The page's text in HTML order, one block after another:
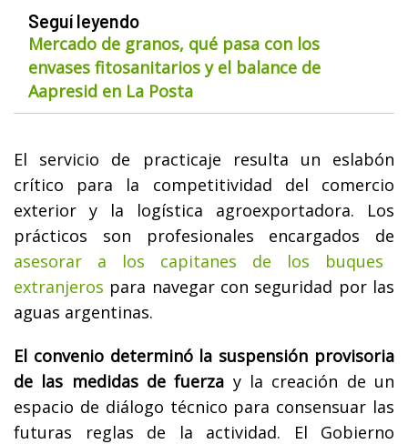
Seguí leyendo
Mercado de granos, qué pasa con los
envases fitosanitarios y el balance de
Aapresid en La Posta
El servicio de practicaje resulta un eslabón
crítico para la competitividad del comercio
exterior y la logística agroexportadora. Los
prácticos son profesionales encargados de
asesorar a los capitanes de los buques
extranjeros para navegar con seguridad por las
aguas argentinas.
El convenio determinó la suspensión provisoria
de las medidas de fuerza y la creación de un
espacio de diálogo técnico para consensuar las
futuras reglas de la actividad. El Gobierno